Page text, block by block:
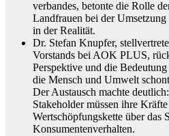
verbandes, betonte die Rolle
Landfrauen bei der
in der Realität.
Dr. Stefan Knupfer,
Vorstands bei AOK PLUS,
Perspektive und die
die Mensch und Umwelt
Der Austausch machte
Stakeholder müssen ihre
Wertschöpfungskette über das
Konsumentenverhalten.